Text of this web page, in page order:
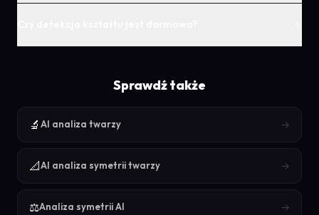
Sprawdź także
🔬 AI analiza twarzy →
📐AI analiza symetrii twarzy →
⚖️Analiza symetrii AI →